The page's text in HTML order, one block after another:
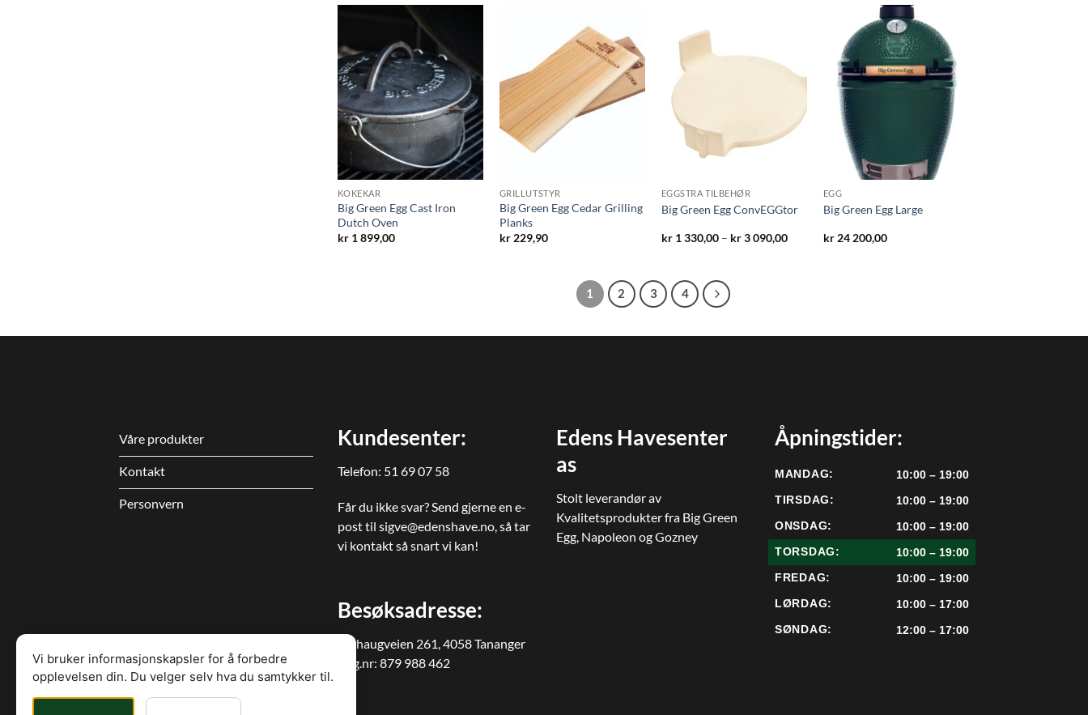
KOKEKAR
Big Green Egg Cast Iron
Dutch Oven
kr1 899,00
GRILLUTSTYR
Big Green Egg Cedar Grilling
Planks
kr229,90
EGGSTRA TILBEHØR
Big Green Egg ConvEGGtor
kr1 330,00 – kr3 090,00Prisområde:
EGG
Big Green Egg Large
kr24 200,00
1 2 3 4
Våre produkter
Kontakt
Personvern
Kundesenter:
Telefon: 51 69 07 58
Får du ikke svar? Send gjerne en e-
post til sigve@edenshave.no, så tar
vi kontakt så snart vi kan!
Besøksadresse:
Sothaugveien 261, 4058 Tananger
Org.nr: 879 988 462
Edens Havesenter
as
Stolt leverandør av
Kvalitetsprodukter fra Big Green
Egg, Napoleon og Gozney
Åpningstider:
MANDAG:
10:00 – 19:00
TIRSDAG:
10:00 – 19:00
ONSDAG:
10:00 – 19:00
TORSDAG:
10:00 – 19:00
FREDAG:
10:00 – 19:00
LØRDAG:
10:00 – 17:00
SØNDAG:
12:00 – 17:00
Vi bruker informasjonskapsler for å forbedre
opplevelsen din. Du velger selv hva du samtykker til.